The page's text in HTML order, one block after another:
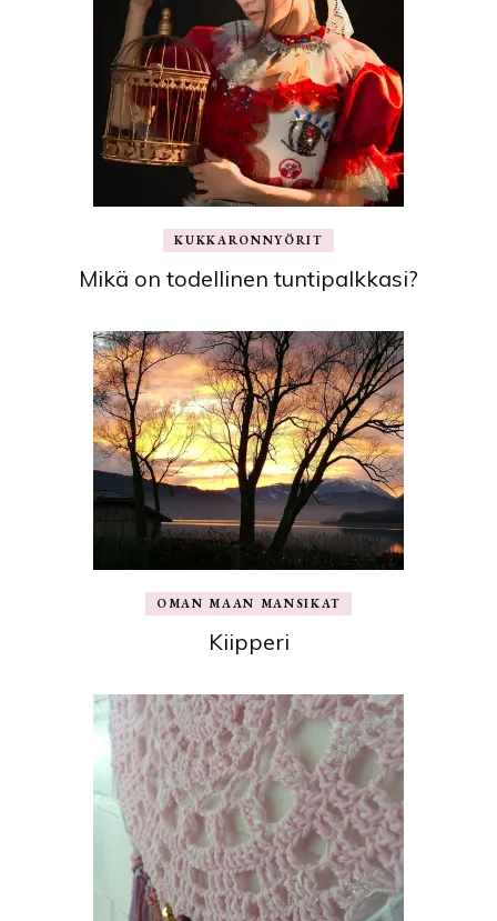
KUKKARONNYÖRIT
Mikä on todellinen tuntipalkkasi?
OMAN MAAN MANSIKAT
Kiipperi